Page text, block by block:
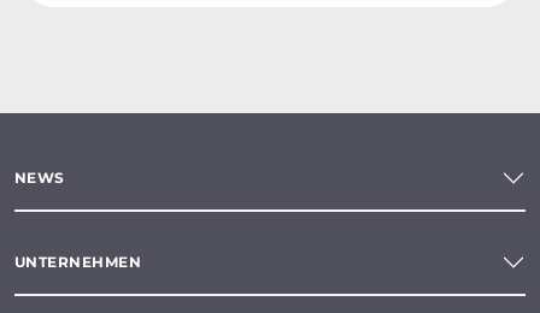
NEWS
UNTERNEHMEN